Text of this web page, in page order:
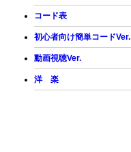
コード表
初心者向け簡単コードVer.
動画視聴Ver.
洋 楽